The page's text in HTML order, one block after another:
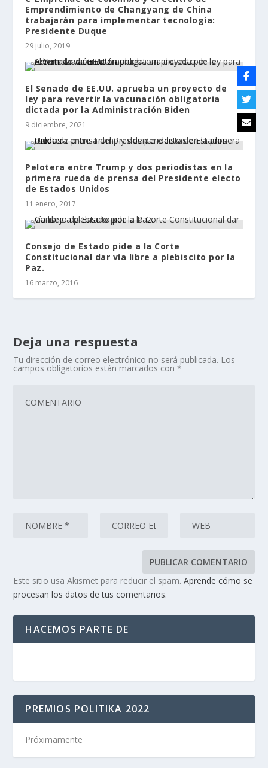
Emprendimiento de Changyang de China
trabajarán para implementar tecnología:
Presidente Duque
29 julio, 2019
El Senado de EE.UU. aprueba un proyecto de
ley para revertir la vacunación obligatoria
dictada por la Administración Biden
9 diciembre, 2021
Pelotera entre Trump y dos periodistas en la
primera rueda de prensa del Presidente electo
de Estados Unidos
11 enero, 2017
Consejo de Estado pide a la Corte
Constitucional dar vía libre a plebiscito por la
Paz.
16 marzo, 2016
Deja una respuesta
Tu dirección de correo electrónico no será publicada. Los
campos obligatorios están marcados con*
Este sitio usa Akismet para reducir el spam.Aprende cómo se
procesan los datos de tus comentarios.
HACEMOS PARTE DE
PREMIOS POLITIKA 2022
Próximamente